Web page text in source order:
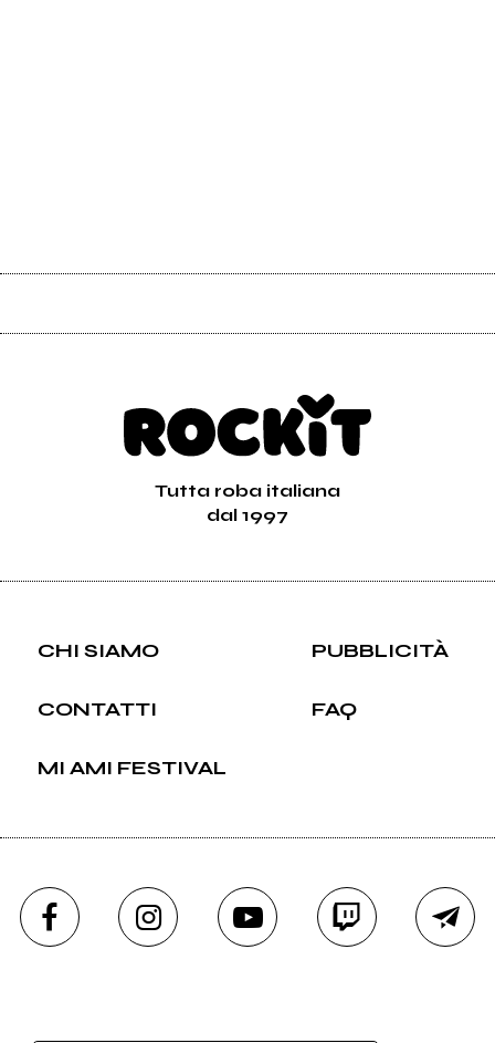
Tutta roba italiana
dal 1997
CHI SIAMO PUBBLICITÀ
CONTATTI FAQ
MI AMI FESTIVAL